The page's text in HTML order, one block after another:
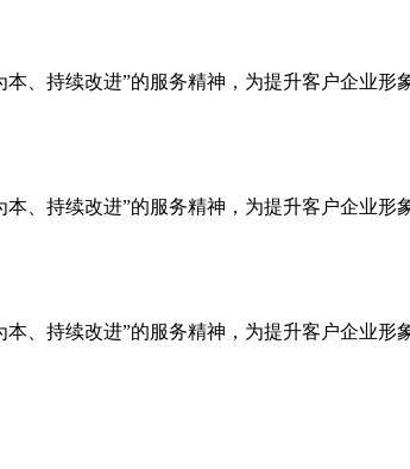
、持续改进”的服务精神，为提升客户企业形
、持续改进”的服务精神，为提升客户企业形
、持续改进”的服务精神，为提升客户企业形